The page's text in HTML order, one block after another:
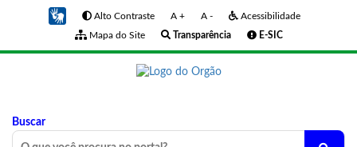
Alto Contraste A + A -
Acessibilidade
Mapa do Site
Transparência E-SIC
Buscar